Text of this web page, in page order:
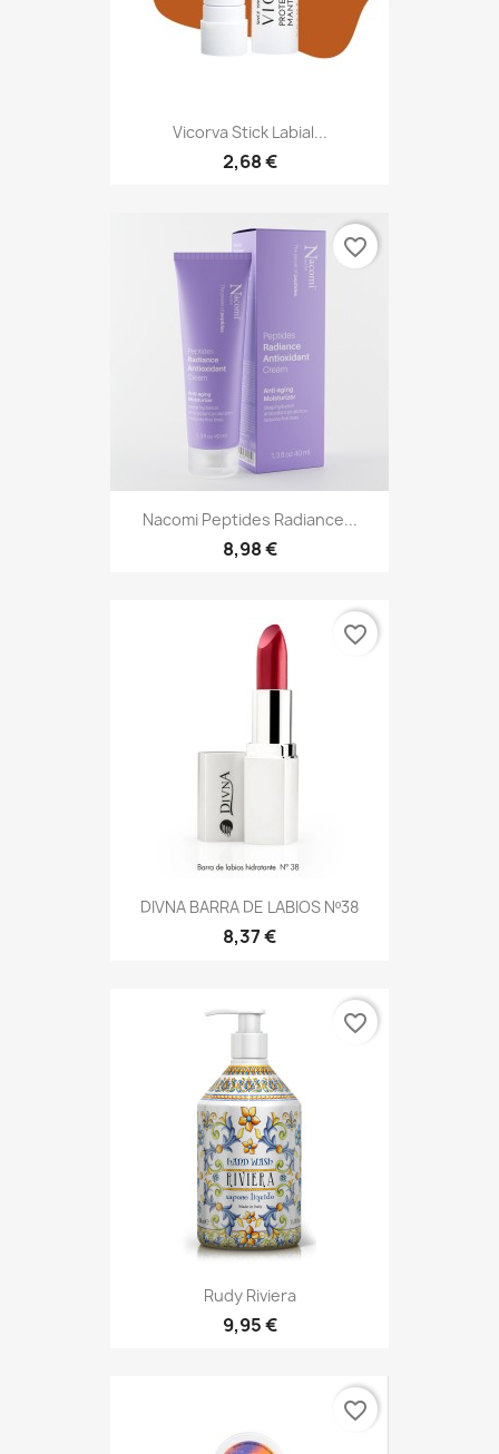
Vicorva Stick Labial...
2,68 €
Nacomi Peptides Radiance...
8,98 €
favorite_border
DIVNA BARRA DE LABIOS Nº38
8,37 €
favorite_border
Rudy Riviera
9,95 €
favorite_border
favorite_border